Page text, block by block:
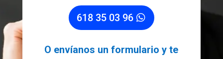
618 35 03 96
O envíanos un formulario y te